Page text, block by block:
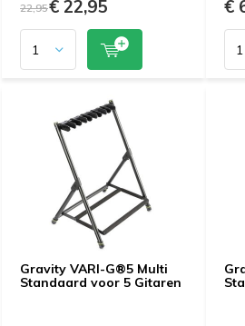
22,95€ 22,95 €
Gravity VARI-G®5 Multi
Standaard voor 5 Gitaren